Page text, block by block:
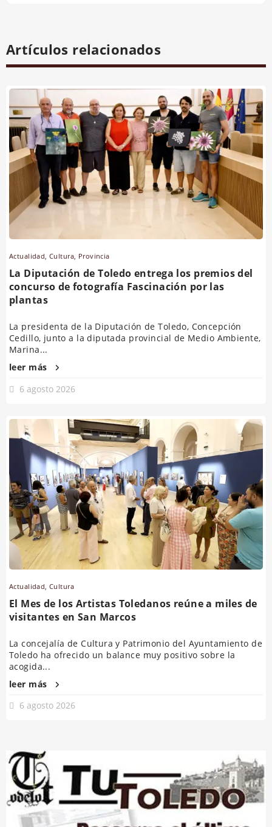
Artículos relacionados
Actualidad,Cultura, Provincia
La Diputación de Toledo entrega los premios del
concurso de fotografía Fascinación por las
plantas
La presidenta de la Diputación de Toledo, Concepción
Cedillo, junto a la diputada provincial de Medio Ambiente,
Marina...
leer más
6 agosto 2026
Actualidad,Cultura
El Mes de los Artistas Toledanos reúne a miles de
visitantes en San Marcos
La concejalía de Cultura y Patrimonio del Ayuntamiento de
Toledo ha ofrecido un balance muy positivo sobre la
acogida...
leer más
6 agosto 2026